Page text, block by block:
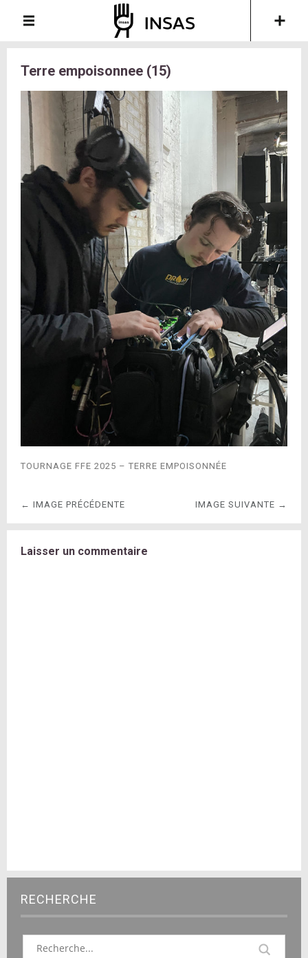
Terre empoisonnee (15)
TOURNAGE FFE 2025 – TERRE EMPOISONNÉE
← IMAGE PRÉCÉDENTE IMAGE SUIVANTE →
Laisser un commentaire
RECHERCHE